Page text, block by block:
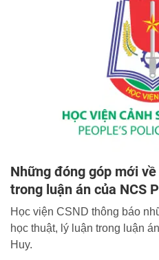
Những đóng góp mới
trong luận án của NCS
Học viện CSND thông báo
học thuật, lý luận trong luận
Huy.